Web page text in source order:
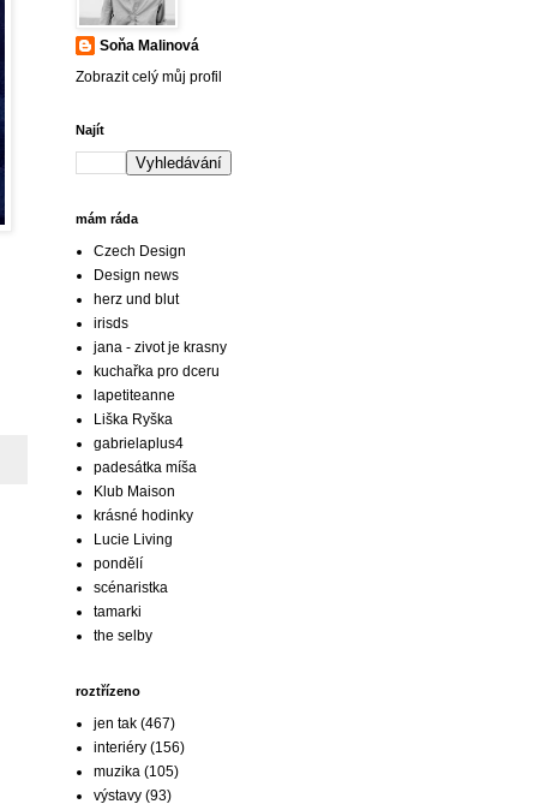
Soňa Malinová
Zobrazit celý můj profil
Najít
mám ráda
Czech Design
Design news
herz und blut
irisds
jana - zivot je krasny
kuchařka pro dceru
lapetiteanne
Liška Ryška
gabrielaplus4
padesátka míša
Klub Maison
krásné hodinky
Lucie Living
pondělí
scénaristka
tamarki
the selby
roztřízeno
jen tak (467)
interiéry (156)
muzika (105)
výstavy (93)